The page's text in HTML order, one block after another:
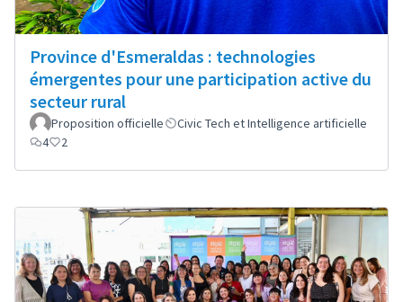
Province d'Esmeraldas : technologies
émergentes pour une participation active du
secteur rural
Proposition officielle
Civic Tech et Intelligence artificielle
4
2